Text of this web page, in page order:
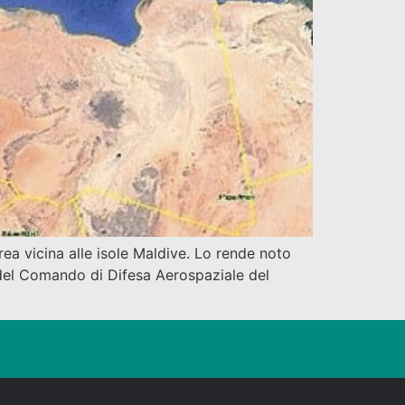
vicina alle isole Maldive. Lo rende noto
Comando di Difesa Aerospaziale del